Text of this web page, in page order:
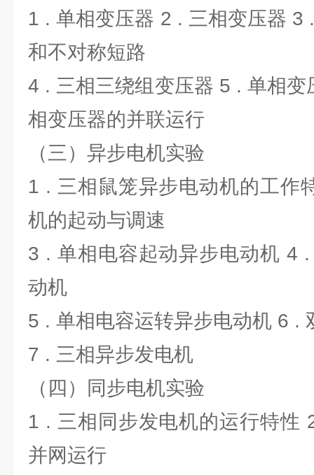
1 . 单相变压器 2 . 三相变压器 3
和不对称短路
4 . 三相三绕组变压器 5 . 单相
相变压器的并联运行
（三）异步电机实验
1 . 三相鼠笼异步电动机的工作
机的起动与调速
3 . 单相电容起动异步电动机 4
动机
5 . 单相电容运转异步电动机 6 .
7 . 三相异步发电机
（四）同步电机实验
1 . 三相同步发电机的运行特性
并网运行